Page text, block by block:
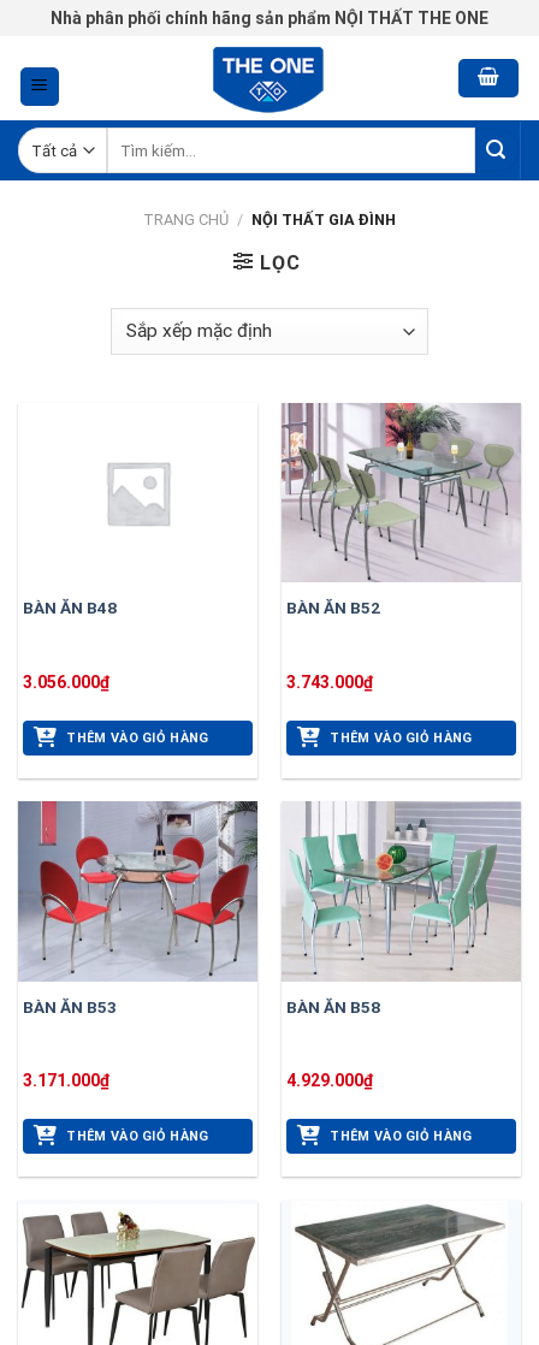
Chuyển
nội
dung
Nhà phân phối chính hãng sản phẩm NỘI THẤT THE ONE
kiếm:
TRANG CHỦ / NỘI THẤT GIA ĐÌNH
LỌC
BÀN ĂN B48
3.056.000₫
THÊM VÀO GIỎ HÀNG
BÀN ĂN B52
3.743.000₫
THÊM VÀO GIỎ HÀNG
BÀN ĂN B53
3.171.000₫
THÊM VÀO GIỎ HÀNG
BÀN ĂN B58
4.929.000₫
THÊM VÀO GIỎ HÀNG